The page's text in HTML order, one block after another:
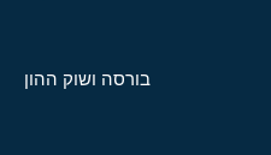
בורסה ושוק ההון